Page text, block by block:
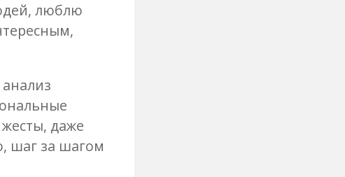
люблю
даже
шаг за шагом